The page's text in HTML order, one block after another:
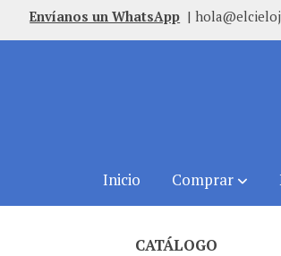
Envíanos un WhatsApp |
Inicio Comprar
CATÁLOGO